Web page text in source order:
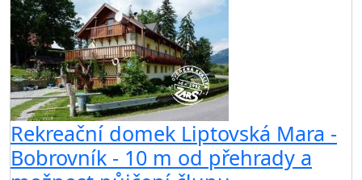
Rekreační domek Liptovská Mara -
Bobrovník - 10 m od přehrady a